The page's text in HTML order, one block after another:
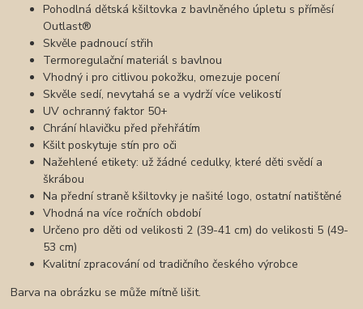
Pohodlná dětská kšiltovka z bavlněného úpletu s příměsí
Outlast®
Skvěle padnoucí střih
Termoregulační materiál s bavlnou
Vhodný i pro citlivou pokožku, omezuje pocení
Skvěle sedí, nevytahá se a vydrží více velikostí
UV ochranný faktor 50+
Chrání hlavičku před přehřátím
Kšilt poskytuje stín pro oči
Nažehlené etikety: už žádné cedulky, které děti svědí a
škrábou
Na přední straně kšiltovky je našité logo, ostatní natištěné
Vhodná na více ročních období
Určeno pro děti od velikosti 2 (39-41 cm) do velikosti 5 (49-
53 cm)
Kvalitní zpracování od tradičního českého výrobce
Barva na obrázku se může mítně lišit.